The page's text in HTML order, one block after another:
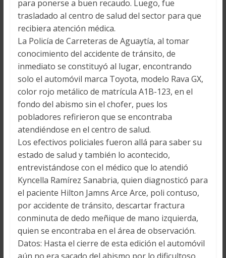
para ponerse a buen recaudo. Luego, fue
trasladado al centro de salud del sector para que
recibiera atención médica.
La Policía de Carreteras de Aguaytía, al tomar
conocimiento del accidente de tránsito, de
inmediato se constituyó al lugar, encontrando
solo el automóvil marca Toyota, modelo Rava GX,
color rojo metálico de matrícula A1B-123, en el
fondo del abismo sin el chofer, pues los
pobladores refirieron que se encontraba
atendiéndose en el centro de salud.
Los efectivos policiales fueron allá para saber su
estado de salud y también lo acontecido,
entrevistándose con el médico que lo atendió
Kyncella Ramírez Sanabria, quien diagnosticó para
el paciente Hilton Jamns Arce Arce, poli contuso,
por accidente de tránsito, descartar fractura
conminuta de dedo meñique de mano izquierda,
quien se encontraba en el área de observación.
Datos: Hasta el cierre de esta edición el automóvil